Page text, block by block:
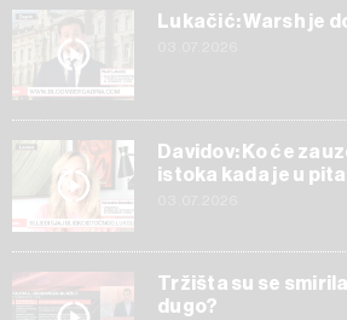
Lukačić: Warsh je
Davidov: Ko će
istoka kada je u
Tržišta su se
dugo?